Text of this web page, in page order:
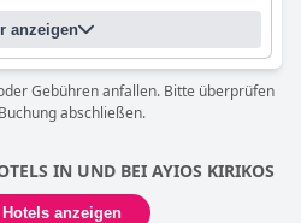
anzeigen
Gebühren anfallen. Bitte überprüfen
abschließen.
IN UND BEI AYIOS KIRIKOS
anzeigen